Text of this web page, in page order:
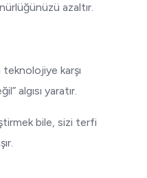
azaltır.
karşı
algısı yaratır.
bile, sizi terfi